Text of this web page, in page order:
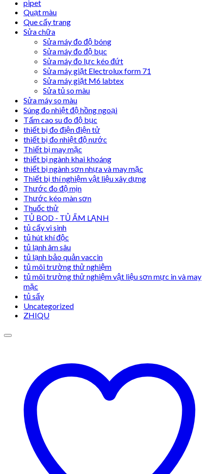
pipet
Quạt màu
Que cấy trang
Sửa chữa
Sửa máy đo độ bóng
Sửa máy đo độ bục
Sửa máy đo lực kéo đứt
Sửa máy giặt Electrolux form 71
Sửa máy giặt M6 labtex
Sửa tủ so màu
Sửa máy so màu
Súng đo nhiệt độ hồng ngoại
Tấm cao su đo độ bục
thiết bị đo điện điện tử
thiết bị đo nhiệt độ nước
Thiết bị may mặc
thiết bị ngành khai khoáng
thiết bị ngành sơn nhựa và may mặc
Thiết bị thí nghiệm vật liệu xây dựng
Thước đo độ mịn
Thước kéo màn sơn
Thuốc thử
TỦ BOD - TỦ ẤM LẠNH
tủ cấy vi sinh
tủ hút khí độc
tủ lạnh âm sâu
tủ lạnh bảo quản vaccin
tủ môi trường thử nghiệm
tủ môi trường thử nghiệm vật liệu sơn mực in và may
mặc
tủ sấy
Uncategorized
ZHIQU